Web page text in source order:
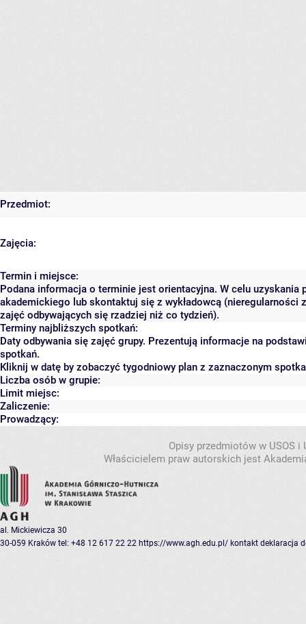
Przedmiot:
Zajęcia:
Termin i miejsce:
Podana informacja o terminie jest orientacyjna. W celu
akademickiego lub skontaktuj się z wykładowcą (nieregularności
zajęć odbywających się rzadziej niż co tydzień).
Terminy najbliższych spotkań:
Daty odbywania się zajęć grupy. Prezentują informacje na
spotkań.
Kliknij w datę by zobaczyć tygodniowy plan z zaznaczonym
Liczba osób w grupie:
Limit miejsc:
Zaliczenie:
Prowadzący:
Opisy przedmiotów w USOS
Właścicielem praw autorskich jest
al. Mickiewicza 30
30-059 Kraków tel: +48 12 617 22 22 https://www.agh.edu.pl/ kontakt deklaracja